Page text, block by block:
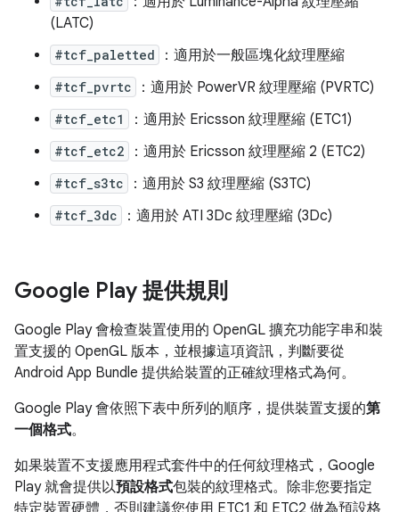
(LATC)
#tcf_paletted ：適用於一般區塊化紋理壓縮
#tcf_pvrtc ：適用於 PowerVR 紋理壓縮 (PVRTC)
#tcf_etc1 ：適用於 Ericsson 紋理壓縮 (ETC1)
#tcf_etc2 ：適用於 Ericsson 紋理壓縮 2 (ETC2)
#tcf_s3tc ：適用於 S3 紋理壓縮 (S3TC)
#tcf_3dc ：適用於 ATI 3Dc 紋理壓縮 (3Dc)
Google Play 提供規則
Google Play 會檢查裝置使用的 OpenGL 擴充功能字串和裝
置支援的 OpenGL 版本，並根據這項資訊，判斷要從
Android App Bundle 提供給裝置的正確紋理格式為何。
Google Play 會依照下表中所列的順序，提供裝置支援的第
一個格式。
如果裝置不支援應用程式套件中的任何紋理格式，Google
Play 就會提供以預設格式包裝的紋理格式。除非您要指定
特定裝置硬體，否則建議您使用 ETC1 和 ETC2 做為預設格